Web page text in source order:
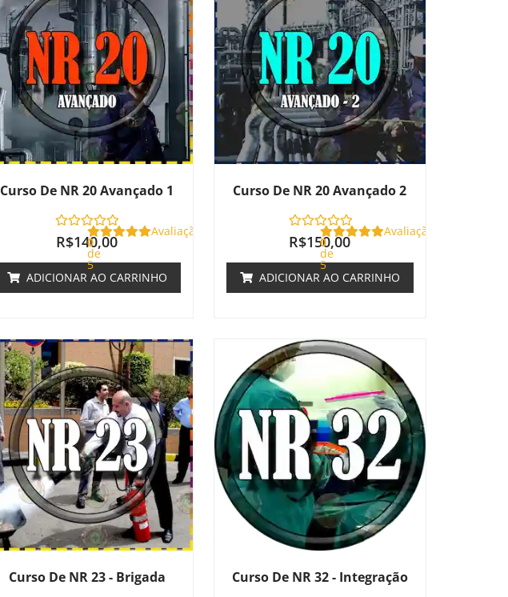
Curso De NR 20 Avançado 1
Avaliação
0
de
5
R$140,00
ADICIONAR AO CARRINHO
Curso De NR 20 Avançado 2
Avaliação
0
de
5
R$150,00
ADICIONAR AO CARRINHO
Curso De NR 23 - Brigada Curso De NR 32 - Integração